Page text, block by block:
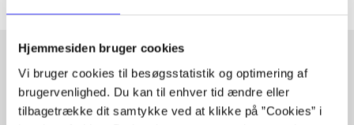
Hjemmesiden bruger cookies
Vi bruger cookies til besøgsstatistik og optimering af
brugervenlighed. Du kan til enhver tid ændre eller
tilbagetrække dit samtykke ved at klikke på ”Cookies” i
Artikler med samme emner
Fra